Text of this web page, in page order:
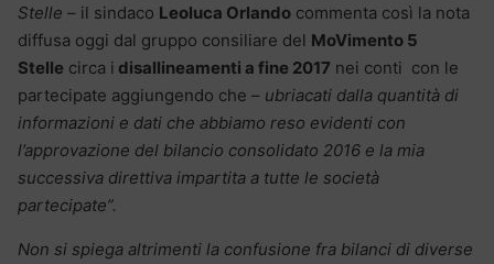
Stelle – il sindaco Leoluca Orlando commenta così la nota
diffusa oggi dal gruppo consiliare del MoVimento 5
Stelle circa i disallineamenti a fine 2017 nei conti con le
partecipate aggiungendo che – ubriacati dalla quantità di
informazioni e dati che abbiamo reso evidenti con
l’approvazione del bilancio consolidato 2016 e la mia
successiva direttiva impartita a tutte le società
partecipate”.
Non si spiega altrimenti la confusione fra bilanci di diverse